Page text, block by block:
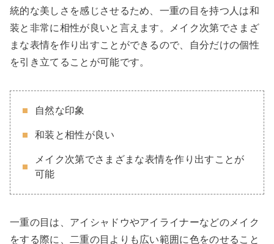
統的な美しさを感じさせるため、一重の目を持つ人は和
装と非常に相性が良いと言えます。メイク次第でさまざ
まな表情を作り出すことができるので、自分だけの個性
を引き立てることが可能です。
自然な印象
和装と相性が良い
メイク次第でさまざまな表情を作り出すことが
可能
一重の目は、アイシャドウやアイライナーなどのメイク
をする際に、二重の目よりも広い範囲に色をのせること